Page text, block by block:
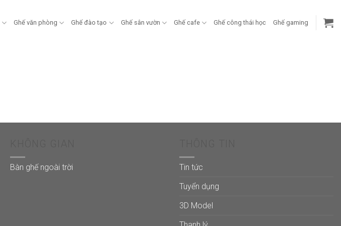
Ghế văn phòng Ghế đào tạo Ghế sân vườn Ghế cafe Ghế công thái học Ghế gaming
Bàn ghế ngoài trời
Tin tức
Tuyển dụng
3D Model